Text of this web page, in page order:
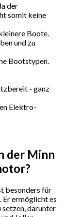
der
somit keine
Boote.
und zu
Bootstypen.
- ganz
Elektro-
der Minn
besonders für
Er ermöglicht es
setzen, darunter